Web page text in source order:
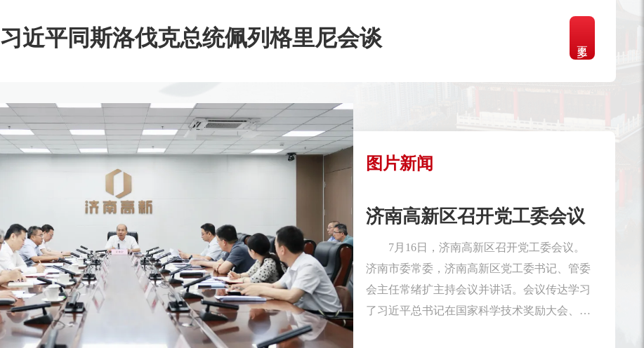
习近平同斯洛伐克总统佩列格里尼会谈
图片新闻
济南高新区优秀共产党员、
优秀党务工作者和先进基层
党...